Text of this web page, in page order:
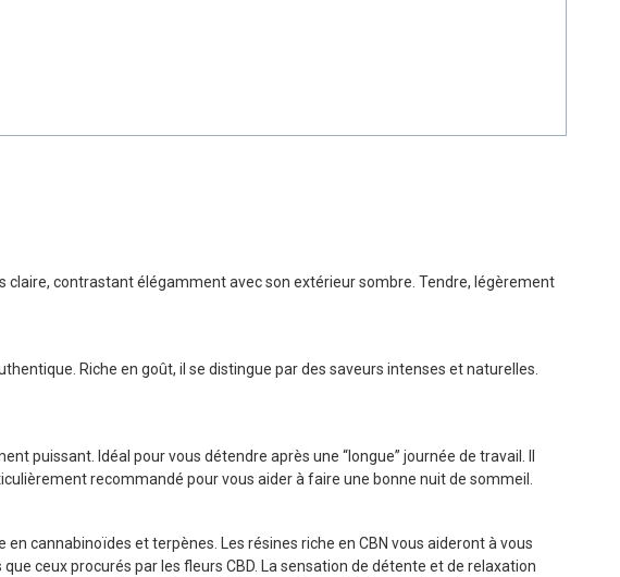
claire, contrastant élégamment avec son extérieur sombre. Tendre, légèrement
Riche en goût, il se distingue par des saveurs intenses et naturelles.
puissant. Idéal pour vous détendre après une “longue” journée de travail. Il
recommandé pour vous aider à faire une bonne nuit de sommeil.
cannabinoïdes et terpènes. Les résines riche en CBN vous aideront à vous
ceux procurés par les fleurs CBD. La sensation de détente et de relaxation